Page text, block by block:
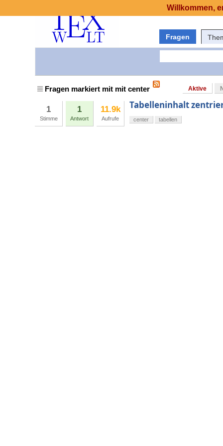
Fragen
Fragen markiert mit mit center Aktive
1
Stimme
1
Antwort
11.9k
Aufrufe
Tabelleninhalt
center tabellen
Willkommen,